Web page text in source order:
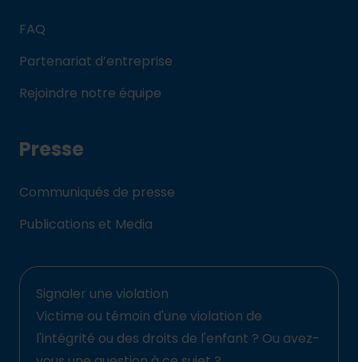
FAQ
Partenariat d’entreprise
Rejoindre notre équipe
Presse
Communiqués de presse
Publications et Media
Signaler une violation
Victime ou témoin d'une violation de
l'intégrité ou des droits de l'enfant ? Ou avez-